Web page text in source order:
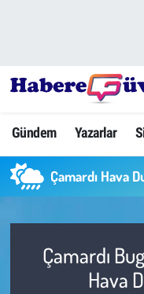
Gündem Yazarlar
Çamardı Hava
Çamardı
Hava
Yazarlar
Dünya
Siyaset
Ekonomi
Yaşam
Hava Durumu
Trafik Durumu
Süper Lig Puan
Tüm Manşetler
Son Dakika